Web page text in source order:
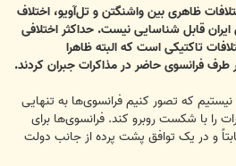
ظاهری بین واشنگتن و تل‌آویو، اختلاف
قابل شناسایی نیست. حداکثر اختلافی
تاکتیکی است که البته ظاهرا
طرف فرانسوی حاضر در مذاکرات جبران کردند.
که تصور کنیم فرانسوی‌ها به ‌تنهایی
را با شکست روبرو کند. فرانسوی‌ها برای
و در یک توافق پشت پرده از جانب دولت